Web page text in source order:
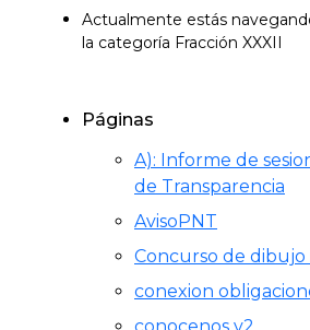
Actualmente estás
la categoría Fracción XXXII
Páginas
A): Informe de
de Transparencia
AvisoPNT
Concurso de dibujo
conexion